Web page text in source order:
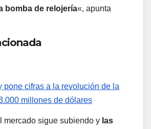
bomba de relojería«, apunta
pone cifras a la revolución de la
millones de dólares
mercado sigue subiendo y las